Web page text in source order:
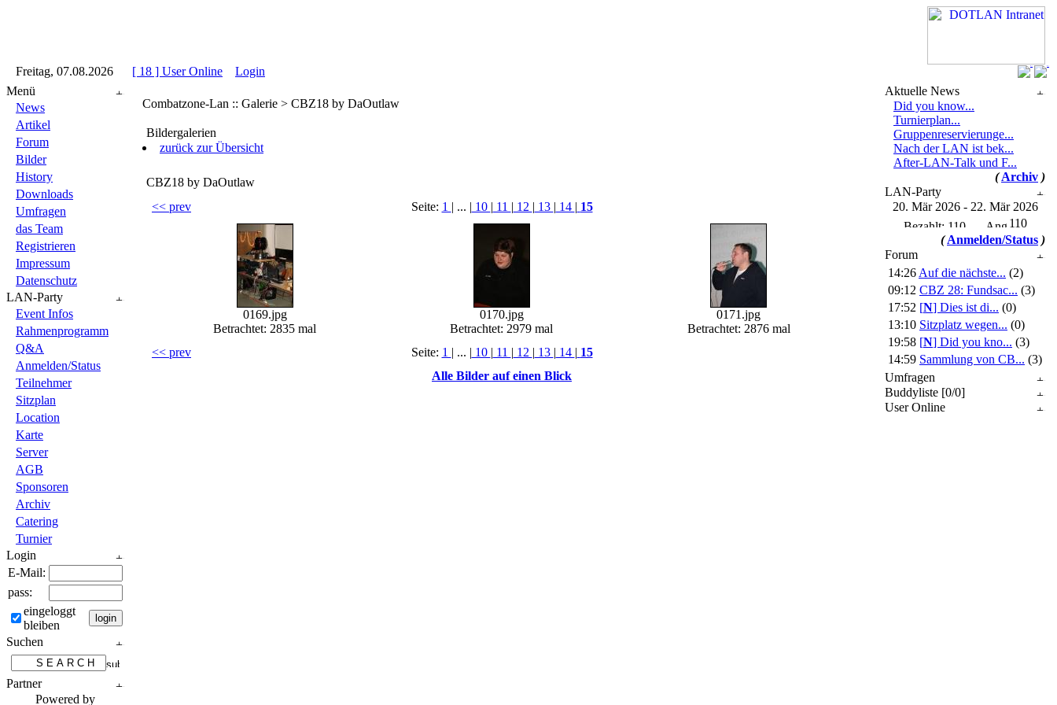
Freitag, 07.08.2026 [ 18 ] User Online Login
Menü
News
Artikel
Forum
Bilder
History
Downloads
Umfragen
das Team
Registrieren
Impressum
Datenschutz
LAN-Party
Event Infos
Rahmenprogramm
Q&A
Anmelden/Status
Teilnehmer
Sitzplan
Location
Karte
Server
AGB
Sponsoren
Archiv
Catering
Turnier
Login
E-Mail:
pass:
eingeloggt
bleiben
Suchen
Partner
Powered by
Combatzone-Lan :: Galerie > CBZ18 by DaOutlaw
Bildergalerien
zurück zur Übersicht
CBZ18 by DaOutlaw
<< prev
Seite: 1 | ... | 10 | 11 | 12 | 13 | 14 | 15
0169.jpg
Betrachtet: 2835 mal
0170.jpg
Betrachtet: 2979 mal
0171.jpg
Betrachtet: 2876 mal
<< prev
Seite: 1 | ... | 10 | 11 | 12 | 13 | 14 | 15
Alle Bilder auf einen Blick
Aktuelle News
Did you know...
Turnierplan...
Gruppenreservierunge...
Nach der LAN ist bek...
After-LAN-Talk und F...
( Archiv )
LAN-Party
20. Mär 2026 - 22. Mär 2026
110
( Anmelden/Status )
Forum
14:26 Auf die nächste... (2)
09:12 CBZ 28: Fundsac... (3)
17:52 [N] Dies ist di... (0)
13:10 Sitzplatz wegen... (0)
19:58 [N] Did you kno... (3)
14:59 Sammlung von CB... (3)
Umfragen
Buddyliste [0/0]
User Online